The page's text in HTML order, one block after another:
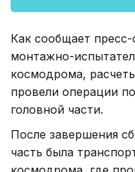
Как сообщает
монтажно-
космодрома,
провели операции
головной части.
После завершения
часть была